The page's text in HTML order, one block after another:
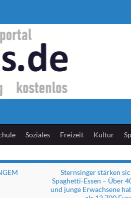
Soziales Freizeit Kultur
Sternsinger stärken
Spaghetti-Essen – Über
und junge Erwachsene